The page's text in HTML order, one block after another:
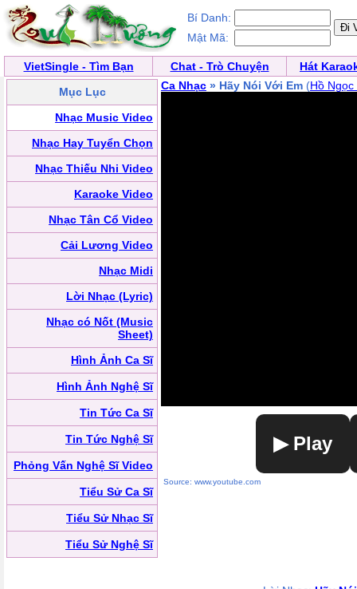
Bí Danh:
Mật Mã:
VietSingle - Tìm Bạn Chat - Trò Chuyện
Hát
Mục Lục
Nhạc Music Video
Nhạc Hay Tuyển Chọn
Nhạc Thiếu Nhi Video
Karaoke Video
Nhạc Tân Cổ Video
Cải Lương Video
Nhạc Midi
Lời Nhạc (Lyric)
Nhạc có Nốt (Music
Sheet)
Hình Ảnh Ca Sĩ
Hình Ảnh Nghệ Sĩ
Tin Tức Ca Sĩ
Tin Tức Nghệ Sĩ
Phỏng Vấn Nghệ Sĩ Video
Tiểu Sử Ca Sĩ
Tiểu Sử Nhạc Sĩ
Tiểu Sử Nghệ Sĩ
Ca Nhạc » Hãy Nói Với Em (Hồ Ngọc
▶ Play
Source: www.youtube.com